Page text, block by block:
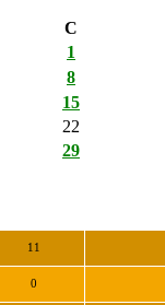
С
1
8
15
22
29
11
0